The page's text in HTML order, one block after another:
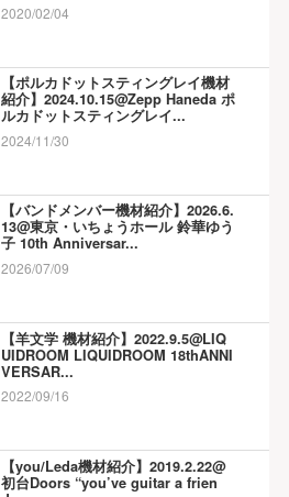
2020/02/04
【ポルカドットスティングレイ機材
紹介】2024.10.15@Zepp Haneda ポ
ルカドットスティングレイ...
2024/11/30
【バンドメンバー機材紹介】2026.6.
13@東京・いちょうホール 鈴華ゆう
子 10th Anniversar...
2026/07/09
【羊文学 機材紹介】2022.9.5@LIQ
UIDROOM LIQUIDROOM 18thANNI
VERSAR...
2022/09/16
【you/Leda機材紹介】2019.2.22@
初台Doors “you’ve guitar a frien